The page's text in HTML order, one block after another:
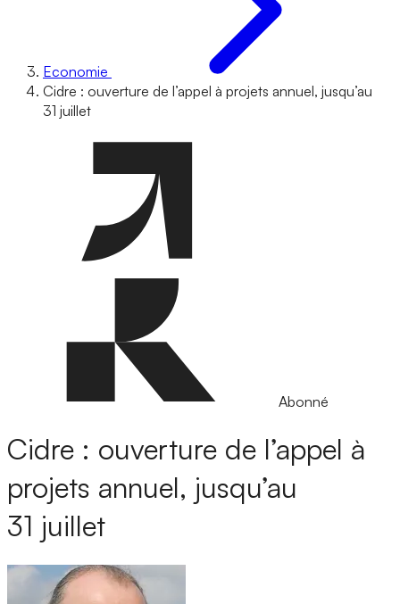
Economie
Cidre : ouverture de l’appel à projets annuel, jusqu’au
31 juillet
Abonné
Cidre : ouverture de l’appel à
projets annuel, jusqu’au
31 juillet